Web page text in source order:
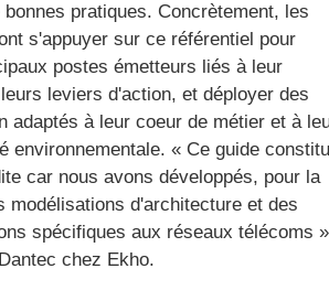
pratiques. Concrètement, les
s'appuyer sur ce référentiel pour
postes émetteurs liés à leur
leviers d'action, et déployer des
adaptés à leur coeur de métier et à
environnementale. « Ce guide
car nous avons développés, pour la
modélisations d'architecture et des
spécifiques aux réseaux télécoms
chez Ekho.